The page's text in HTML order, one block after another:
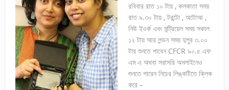
রবিবার রাত ১০ টায় , কলকাতা সময়
রাত ৯.৩০ টায় , টরন্টো , অটোআ ,
নিউ ইওর্ক এবং মন্ট্রিয়েল সময় সকাল
১২ টায় আর লন্ডন সময় দুপুর ৩.০০
টায় শুনতে পাবেন CFCR ৯০.৫ এফ
এম এ অথবা সরাসরি অনলাইনেও
শুনতে পারেন নিচের লিঙ্কটিতে ক্লিক
করে –